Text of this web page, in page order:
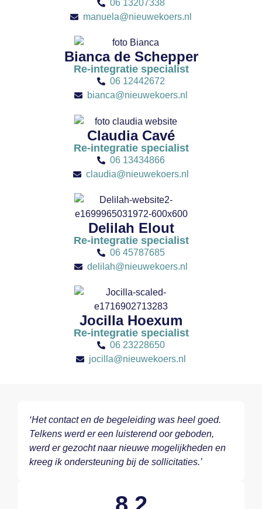
06 13207338
manuela@nieuwekoers.nl
Bianca de Schepper
Re-integratie specialist
06 12442672
bianca@nieuwekoers.nl
Claudia Cavé
Re-integratie specialist
06 13434866
claudia@nieuwekoers.nl
Delilah Elout
Re-integratie specialist
06 45787685
delilah@nieuwekoers.nl
Jocilla Hoexum
Re-integratie specialist
06 23228650
jocilla@nieuwekoers.nl
‘Het contact en de begeleiding was heel goed.
Telkens werd er een luisterend oor geboden,
werd er gezocht naar nieuwe mogelijkheden en
kreeg ik ondersteuning bij de sollicitaties.’